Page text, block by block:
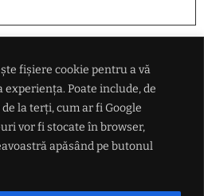
fișiere cookie pentru a vă
Poate include, de
la terți, cum ar fi Google
vor fi stocate în browser,
apăsând pe butonul
goana după petrolul de sub gheață
lui Zelenski în fața întregii lumi, dar și
de sub control: măsura radicală